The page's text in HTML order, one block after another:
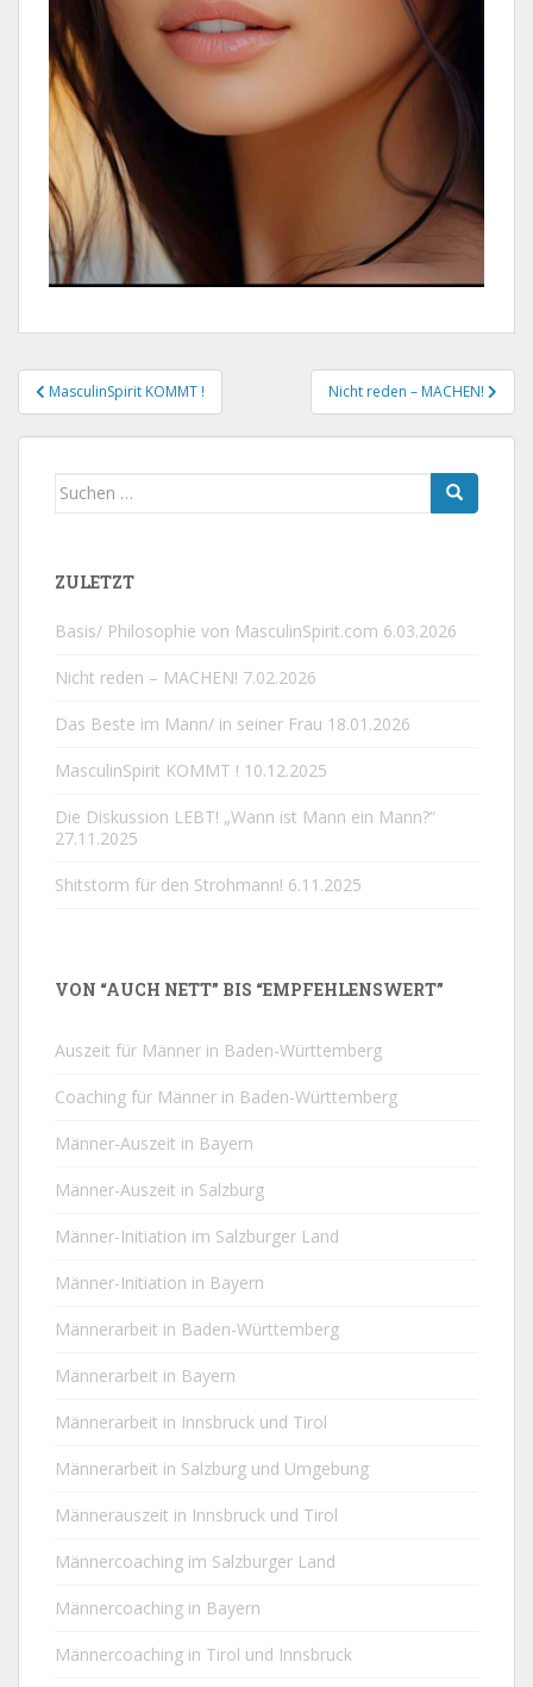
Beitragsnavigation
MasculinSpirit KOMMT ! Nicht reden – MACHEN!
Suchen
ZULETZT
Basis/ Philosophie von MasculinSpirit.com 6.03.2026
Nicht reden – MACHEN! 7.02.2026
Das Beste im Mann/ in seiner Frau 18.01.2026
MasculinSpirit KOMMT ! 10.12.2025
Die Diskussion LEBT! „Wann ist Mann ein Mann?“
27.11.2025
Shitstorm für den Strohmann! 6.11.2025
VON “AUCH NETT” BIS “EMPFEHLENSWERT”
Auszeit für Männer in Baden-Württemberg
Coaching für Männer in Baden-Württemberg
Männer-Auszeit in Bayern
Männer-Auszeit in Salzburg
Männer-Initiation im Salzburger Land
Männer-Initiation in Bayern
Männerarbeit in Baden-Württemberg
Männerarbeit in Bayern
Männerarbeit in Innsbruck und Tirol
Männerarbeit in Salzburg und Umgebung
Männerauszeit in Innsbruck und Tirol
Männercoaching im Salzburger Land
Männercoaching in Bayern
Männercoaching in Tirol und Innsbruck